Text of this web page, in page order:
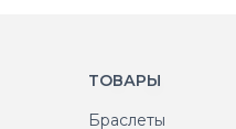
ТОВАРЫ
Браслеты